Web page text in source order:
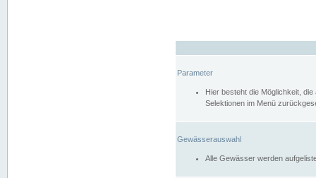
Parameter
Hier besteht die Möglichkeit,
Selektionen im Menü
Gewässerauswahl
Alle Gewässer werden